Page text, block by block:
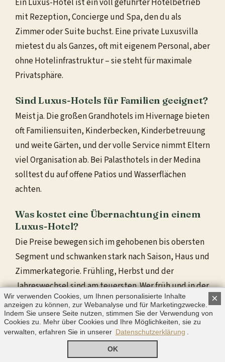
mit Rezeption, Concierge und Spa, den du als
Zimmer oder Suite buchst. Eine private Luxusvilla
mietest du als Ganzes, oft mit eigenem Personal, aber
ohne Hotelinfrastruktur – sie steht für maximale
Privatsphäre.
Sind Luxus-Hotels für Familien geeignet?
Meist ja. Die großen Grandhotels im Hivernage bieten
oft Familiensuiten, Kinderbecken, Kinderbetreuung
und weite Gärten, und der volle Service nimmt Eltern
viel Organisation ab. Bei Palasthotels in der Medina
solltest du auf offene Patios und Wasserflächen
achten.
Was kostet eine Übernachtung in einem
Luxus-Hotel?
Die Preise bewegen sich im gehobenen bis obersten
Segment und schwanken stark nach Saison, Haus und
Zimmerkategorie. Frühling, Herbst und der
Jahreswechsel sind am teuersten. Wer früh und in der
Nebensaison bucht, erzielt das beste Preis-
Leistungs-Verhältnis.
Bereit für luxuriöse Tage in Marrakesch?
×
Wir verwenden Cookies, um Ihnen personalisierte Inhalte
anzeigen zu können, zur Webanalyse und für Marketingzwecke.
Indem Sie unsere Seite nutzen, stimmen Sie der Verwendung von
Cookies zu. Mehr über Cookies und Ihre Möglichkeiten, sie zu
verwalten, erfahren Sie in unserer Datenschutzerklärung
OK